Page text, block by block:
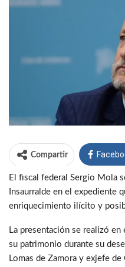
Compartir
El fiscal federal Sergio Mola
Insaurralde en el expediente
enriquecimiento ilícito y
La presentación se realizó en
su patrimonio durante su
Lomas de Zamora y exjefe